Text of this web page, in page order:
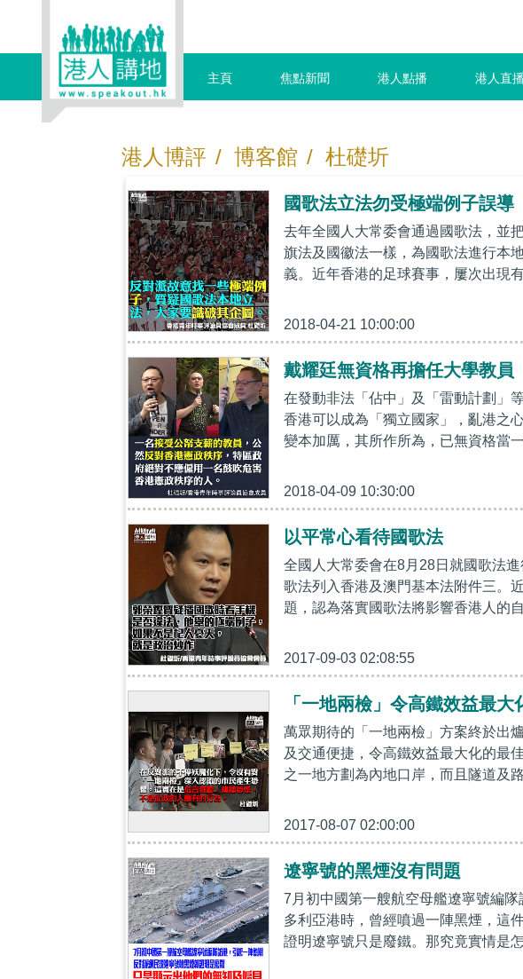
主頁 焦點新聞 港人點播 港人直
港人博評 / 博客館 / 杜礎圻
國歌法立法勿受極端例子誤導
去年全國人大常委會通過國歌法，並
旗法及國徽法一樣，為國歌法進行本
義。近年香港的足球賽事，屢次出現
2018-04-21 10:00:00
戴耀廷無資格再擔任大學教員
在發動非法「佔中」及「雷動計劃」
香港可以成為「獨立國家」，亂港之
變本加厲，其所作所為，已無資格當
2018-04-09 10:30:00
以平常心看待國歌法
全國人大常委會在8月28日就國歌法
歌法列入香港及澳門基本法附件三。
題，認為落實國歌法將影響香港人的
2017-09-03 02:08:55
「一地兩檢」令高鐵​效益最大
萬眾期待的「一地兩檢」方案終於出
及交通便捷，令高鐵效益最大化的最
之一地方劃為內地口岸，而且隧道及
2017-08-07 02:00:00
遼寧號的黑煙沒有問題
7月初中國第一艘航空母艦遼寧號編
多利亞港時，曾經噴過一陣黑煙，這
證明遼寧號只是廢鐵。那究竟實情是